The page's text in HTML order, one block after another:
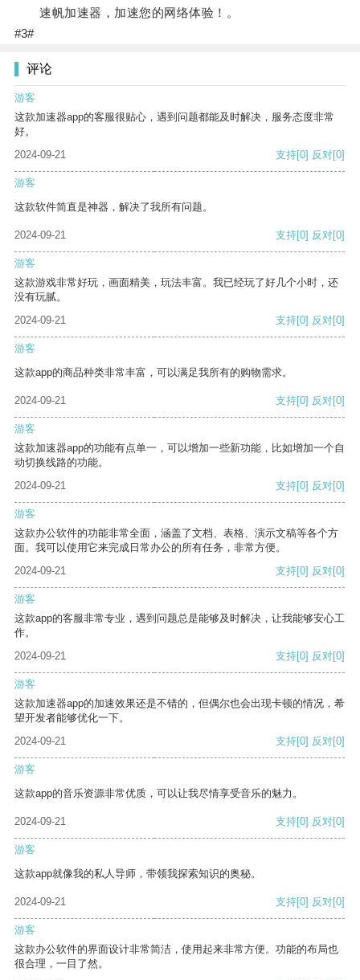
速帆加速器，加速您的网络体验！。
#3#
评论
游客
这款加速器app的客服很贴心，遇到问题都能及时解决，服务态度非常
好。
2024-09-21
支持[0] 反对[0]
游客
这款软件简直是神器，解决了我所有问题。
2024-09-21 支持[0] 反对[0]
游客
这款游戏非常好玩，画面精美，玩法丰富。我已经玩了好几个小时，还
没有玩腻。
2024-09-21
支持[0] 反对[0]
游客
这款app的商品种类非常丰富，可以满足我所有的购物需求。
2024-09-21 支持[0] 反对[0]
游客
这款加速器app的功能有点单一，可以增加一些新功能，比如增加一个自
动切换线路的功能。
2024-09-21
支持[0] 反对[0]
游客
这款办公软件的功能非常全面，涵盖了文档、表格、演示文稿等各个方
面。我可以使用它来完成日常办公的所有任务，非常方便。
2024-09-21
支持[0] 反对[0]
游客
这款app的客服非常专业，遇到问题总是能够及时解决，让我能够安心工
作。
2024-09-21
支持[0] 反对[0]
游客
这款加速器app的加速效果还是不错的，但偶尔也会出现卡顿的情况，希
望开发者能够优化一下。
2024-09-21
支持[0] 反对[0]
游客
这款app的音乐资源非常优质，可以让我尽情享受音乐的魅力。
2024-09-21 支持[0] 反对[0]
游客
这款app就像我的私人导师，带领我探索知识的奥秘。
2024-09-21 支持[0] 反对[0]
游客
这款办公软件的界面设计非常简洁，使用起来非常方便。功能的布局也
很合理，一目了然。